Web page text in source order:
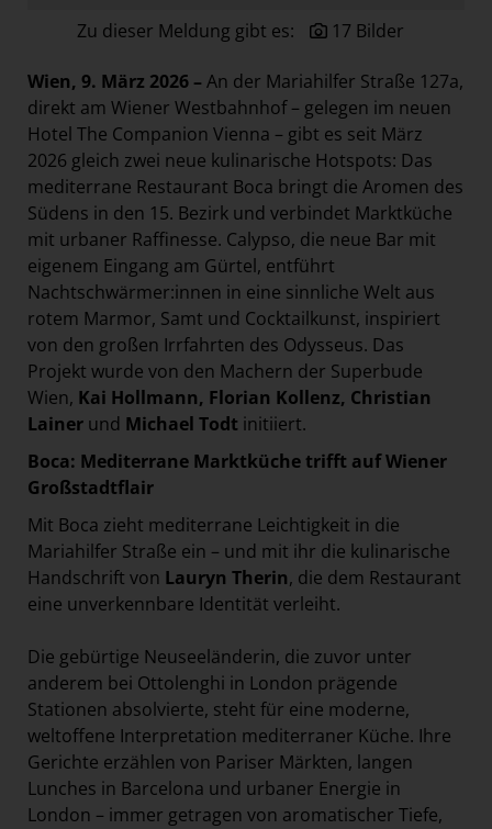
section.d
Swiss Life Select
The Companion
The Hoxton
Unibail-Rodamco-Westfield
Vöslauer
MEDIA
KONTAKT
Zu dieser Meldung gibt es: 17 Bilder
Wien, 9. März 2026 – An der Mariahilfer Straße 127a,
direkt am Wiener Westbahnhof – gelegen im neuen
Hotel The Companion Vienna – gibt es seit März
2026 gleich zwei neue kulinarische Hotspots: Das
mediterrane Restaurant Boca bringt die Aromen des
Südens in den 15. Bezirk und verbindet Marktküche
mit urbaner Raffinesse. Calypso, die neue Bar mit
eigenem Eingang am Gürtel, entführt
Nachtschwärmer:innen in eine sinnliche Welt aus
rotem Marmor, Samt und Cocktailkunst, inspiriert
von den großen Irrfahrten des Odysseus. Das
Projekt wurde von den Machern der Superbude
Wien, Kai Hollmann, Florian Kollenz, Christian
Lainer und Michael Todt initiiert.
Boca: Mediterrane Marktküche trifft auf Wiener
Großstadtflair
Mit Boca zieht mediterrane Leichtigkeit in die
Mariahilfer Straße ein – und mit ihr die kulinarische
Handschrift von Lauryn Therin, die dem Restaurant
eine unverkennbare Identität verleiht.
Die gebürtige Neuseeländerin, die zuvor unter
anderem bei Ottolenghi in London prägende
Stationen absolvierte, steht für eine moderne,
weltoffene Interpretation mediterraner Küche. Ihre
Gerichte erzählen von Pariser Märkten, langen
Lunches in Barcelona und urbaner Energie in
London – immer getragen von aromatischer Tiefe,